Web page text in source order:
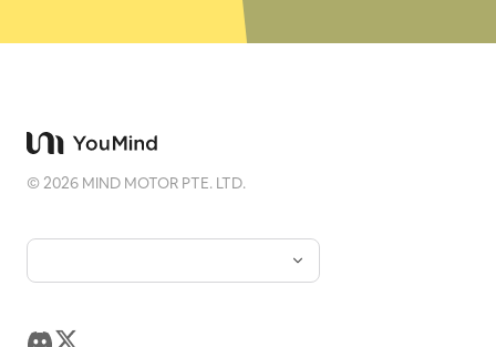
©2026 MIND MOTOR PTE. LTD.